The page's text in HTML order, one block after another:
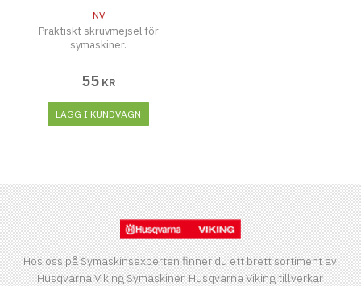
NV
Praktiskt skruvmejsel för
symaskiner.
55 KR
LÄGG I KUNDVAGN
Hos oss på Symaskinsexperten finner du ett brett sortiment av
Husqvarna Viking Symaskiner. Husqvarna Viking tillverkar